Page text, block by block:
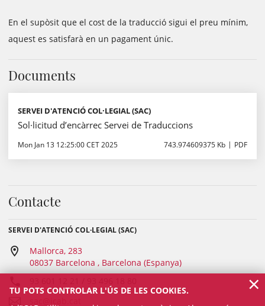
En el supòsit que el cost de la traducció sigui el preu mínim,
aquest es satisfarà en un pagament únic.
Documents
SERVEI D'ATENCIÓ COL·LEGIAL (SAC)
Sol·licitud d’encàrrec Servei de Traduccions
Mon Jan 13 12:25:00 CET 2025 743.974609375 Kb PDF
Contacte
SERVEI D'ATENCIÓ COL·LEGIAL (SAC)
Mallorca, 283
08037 Barcelona , Barcelona (Espanya)
TU POTS CONTROLAR L'ÚS DE LES COOKIES.
×